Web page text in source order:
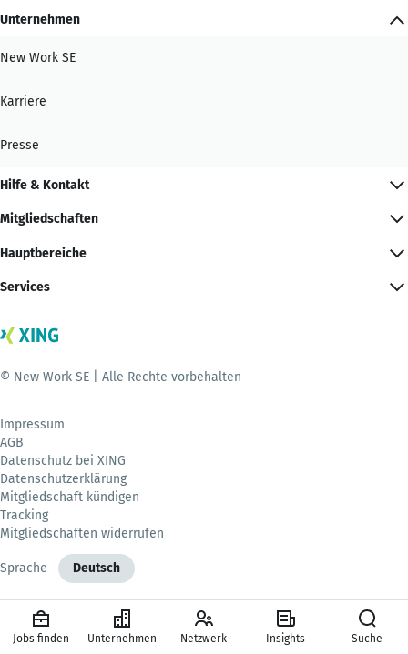
Unternehmen
New Work SE
Karriere
Presse
Hilfe & Kontakt
Mitgliedschaften
Hauptbereiche
Services
© New Work SE | Alle Rechte vorbehalten
Impressum
AGB
Datenschutz bei XING
Datenschutzerklärung
Mitgliedschaft kündigen
Tracking
Mitgliedschaften widerrufen
Sprache Deutsch
Jobs finden Unternehmen Netzwerk Insights Suche